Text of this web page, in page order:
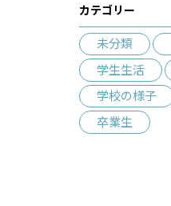
カテゴリー
未分類
学生生活
学校の様子
卒業生